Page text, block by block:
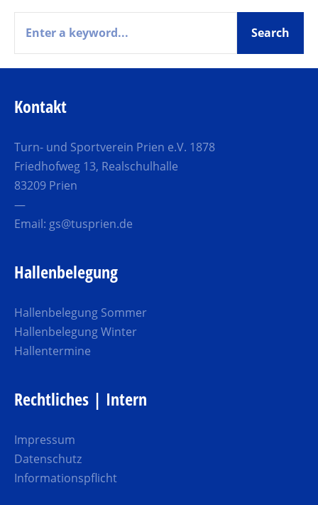
Kontakt
Turn- und Sportverein Prien e.V. 1878
Friedhofweg 13, Realschulhalle
83209 Prien
—
Email: gs@tusprien.de
Hallenbelegung
Hallenbelegung Sommer
Hallenbelegung Winter
Hallentermine
Rechtliches | Intern
Impressum
Datenschutz
Informationspflicht